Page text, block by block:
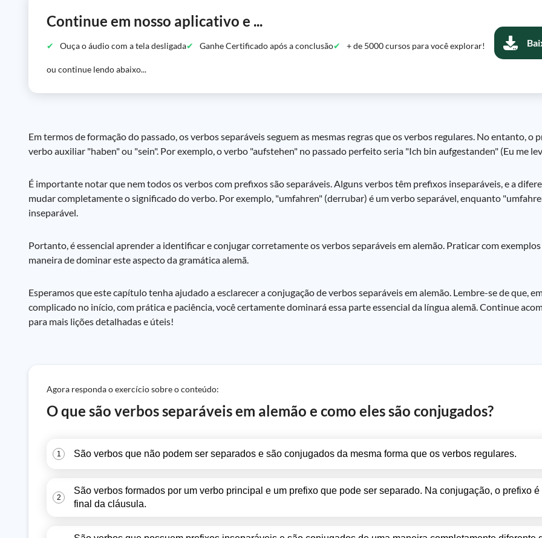
Continue em nosso aplicativo e ...
Ouça o áudio com a tela desligada Ganhe Certificado após a conclusão + de 5000 cursos para você explorar!
ou continue lendo abaixo...
Em termos de formação do passado, os verbos separáveis seguem as mesmas regras que os verbos regulares. No entanto, o
verbo auxiliar "haben" ou "sein". Por exemplo, o verbo "aufstehen" no passado perfeito seria "Ich bin aufgestanden" (Eu me
É importante notar que nem todos os verbos com prefixos são separáveis. Alguns verbos têm prefixos inseparáveis, e a
mudar completamente o significado do verbo. Por exemplo, "umfahren" (derrubar) é um verbo separável, enquanto
inseparável.
Portanto, é essencial aprender a identificar e conjugar corretamente os verbos separáveis em alemão. Praticar com
maneira de dominar este aspecto da gramática alemã.
Esperamos que este capítulo tenha ajudado a esclarecer a conjugação de verbos separáveis em alemão. Lembre-se de que,
complicado no início, com prática e paciência, você certamente dominará essa parte essencial da língua alemã. Continue
para mais lições detalhadas e úteis!
Agora responda o exercício sobre o conteúdo:
O que são verbos separáveis em alemão e como eles são conjugados?
1 São verbos que não podem ser separados e são conjugados da mesma forma que os verbos regulares.
2
São verbos formados por um verbo principal e um prefixo que pode ser separado. Na conjugação, o prefixo
final da cláusula.